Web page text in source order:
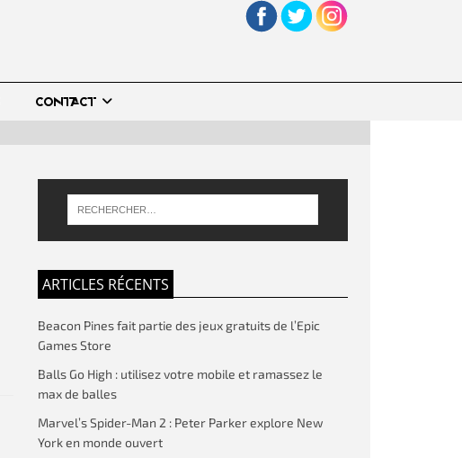
CONTACT
ARTICLES RÉCENTS
Beacon Pines fait partie des jeux gratuits de l’Epic
Games Store
Balls Go High : utilisez votre mobile et ramassez le
max de balles
Marvel’s Spider-Man 2 : Peter Parker explore New
York en monde ouvert